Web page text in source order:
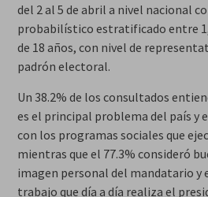
del 2 al 5 de abril a nivel nacional
probabilístico estratificado entre
de 18 años, con nivel de
padrón electoral.
Un 38.2% de los consultados
es el principal problema del país y
con los programas sociales que
mientras que el 77.3% consideró
imagen personal del mandatario y
trabajo que día a día realiza el